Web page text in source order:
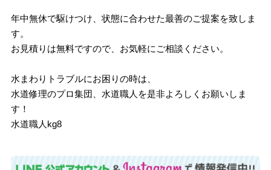
年中無休で駆けつけ、状態に合わせた最善のご提案を致しま
す。
お見積りは無料ですので、お気軽にご相談ください。
水まわりトラブルにお困りの時は、
水道修理のプロ集団、水道職人を是非よろしくお願いしま
す！
水道職人kg8